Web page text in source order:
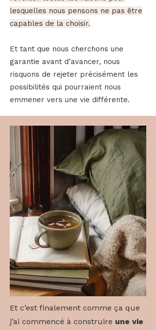
lesquelles nous pensons ne pas être
capables de la choisir.
Et tant que nous cherchons une
garantie avant d’avancer, nous
risquons de rejeter précisément les
possibilités qui pourraient nous
emmener vers une vie différente.
Et c’est finalement comme ça que
j’ai commencé à construire une vie